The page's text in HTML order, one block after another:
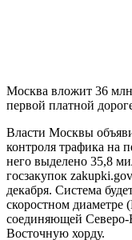
Москва вложит 36 млн
первой платной
Власти Москвы
контроля трафика на
него выделено 35,8
госзакупок
декабря. Система
скоростном
соединяющей
Восточную хорду.